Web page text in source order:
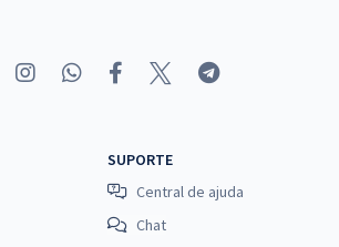
SUPORTE
Central de ajuda
Chat